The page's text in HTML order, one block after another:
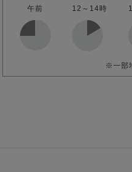
午前 12～14時
※一部